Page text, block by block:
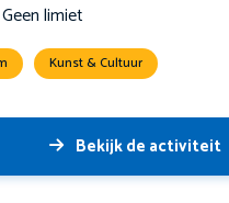
Geen limiet
Kunst & Cultuur
Bekijk de activiteit